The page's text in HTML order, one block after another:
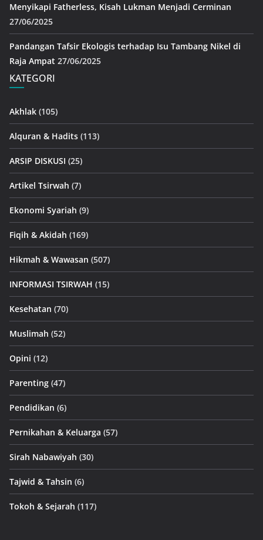
Menyikapi Fatherless, Kisah Lukman Menjadi Cerminan
27/06/2025
Pandangan Tafsir Ekologis terhadap Isu Tambang Nikel di
Raja Ampat 27/06/2025
KATEGORI
Akhlak (105)
Alquran & Hadits (113)
ARSIP DISKUSI (25)
Artikel Tsirwah (7)
Ekonomi Syariah (9)
Fiqih & Akidah (169)
Hikmah & Wawasan (507)
INFORMASI TSIRWAH (15)
Kesehatan (70)
Muslimah (52)
Opini (12)
Parenting (47)
Pendidikan (6)
Pernikahan & Keluarga (57)
Sirah Nabawiyah (30)
Tajwid & Tahsin (6)
Tokoh & Sejarah (117)